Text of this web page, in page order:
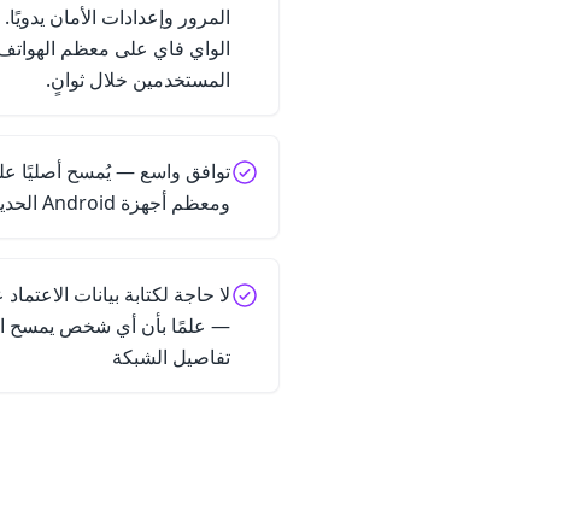
الواي فاي على معظم
المستخدمين خلال ثوانٍ.
ومعظم أجهزة Android الحديثة
لا حاجة لكتابة بيانات
— علمًا بأن أي شخص يمسح
تفاصيل الشبكة